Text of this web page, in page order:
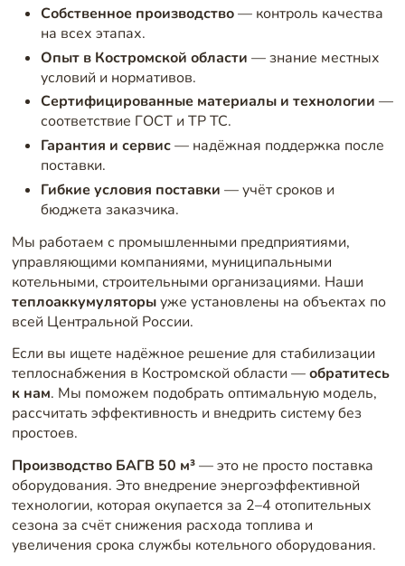
Собственное производство— контроль качества
на всех этапах.
Опыт в Костромской области — знание местных
условий и нормативов.
Сертифицированные материалы и технологии —
соответствие ГОСТ и ТР ТС.
Гарантия и сервис— надёжная поддержка после
поставки.
Гибкие условия поставки — учёт сроков и
бюджета заказчика.
Мы работаем с промышленными предприятиями,
управляющими компаниями, муниципальными
котельными, строительными организациями. Наши
теплоаккумуляторыуже установлены на объектах по
всей Центральной России.
Если вы ищете надёжное решение для стабилизации
теплоснабжения в Костромской области —обратитесь
к нам. Мы поможем подобрать оптимальную модель,
рассчитать эффективность и внедрить систему без
простоев.
Производство БАГВ 50 м³— это не просто поставка
оборудования. Это внедрение энергоэффективной
технологии, которая окупается за 2–4 отопительных
сезона за счёт снижения расхода топлива и
увеличения срока службы котельного оборудования.